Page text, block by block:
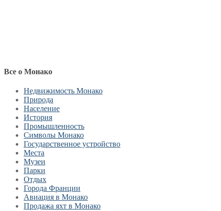
Все о Монако
Недвижимость Монако
Природа
Население
История
Промышленность
Символы Монако
Государственное устройство
Места
Музеи
Парки
Отдых
Города Франции
Авиация в Монако
Продажа яхт в Монако